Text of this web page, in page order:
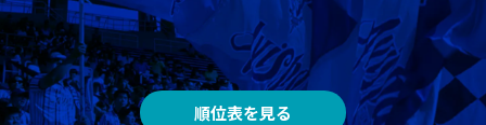
順位表を見る